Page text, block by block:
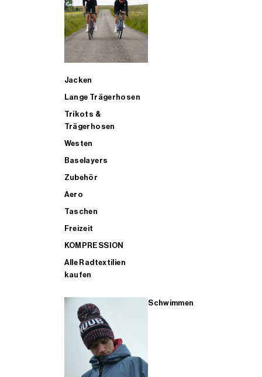
Jacken
Lange Trägerhosen
Trikots &
Trägerhosen
Westen
Baselayers
Zubehör
Aero
Taschen
Freizeit
KOMPRESSION
Alle Radtextilien
kaufen
Schwimmen
ALLE TRIATHLONARTIKEL FÜR MÄNNER KAUFEN